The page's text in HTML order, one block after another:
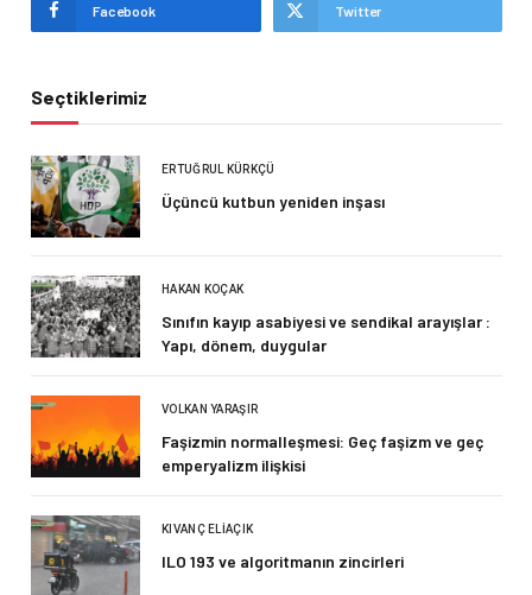
Facebook Twitter
Seçtiklerimiz
ERTUĞRUL KÜRKÇÜ
Üçüncü kutbun yeniden inşası
HAKAN KOÇAK
Sınıfın kayıp asabiyesi ve sendikal arayışlar :
Yapı, dönem, duygular
VOLKAN YARAŞIR
Faşizmin normalleşmesi: Geç faşizm ve geç
emperyalizm ilişkisi
KIVANÇ ELIAÇIK
ILO 193 ve algoritmanın zincirleri